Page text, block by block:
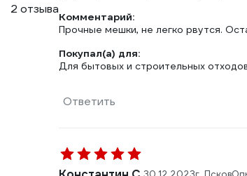
2 отзыва
Комментарий:
Прочные мешки, не легко рвутся.
Покупал(а) для:
Для бытовых и строительных
Ответить